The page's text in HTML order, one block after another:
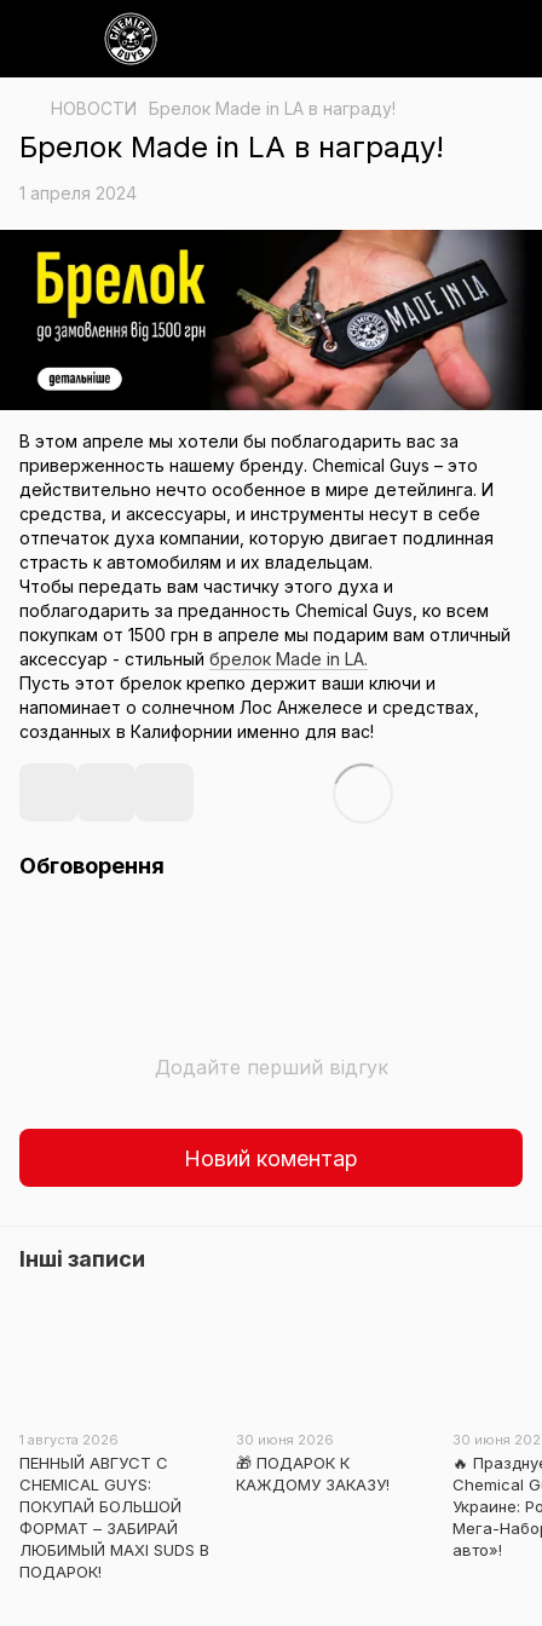
НОВОСТИ Брелок Made in LA в награду!
Брелок Made in LA в награду!
1 апреля 2024
В этом апреле мы хотели бы поблагодарить вас за
приверженность нашему бренду. Chemical Guys – это
действительно нечто особенное в мире детейлинга. И
средства, и аксессуары, и инструменты несут в себе
отпечаток духа компании, которую двигает подлинная
страсть к автомобилям и их владельцам.
Чтобы передать вам частичку этого духа и
поблагодарить за преданность Chemical Guys, ко всем
покупкам от 1500 грн в апреле мы подарим вам отличный
аксессуар - стильный брелок Made in LA.
Пусть этот брелок крепко держит ваши ключи и
напоминает о солнечном Лос Анжелесе и средствах,
созданных в Калифорнии именно для вас!
Обговорення
Додайте перший відгук
Новий коментар
Інші записи
1 августа 2026
ПЕННЫЙ АВГУСТ С
CHEMICAL GUYS:
ПОКУПАЙ БОЛЬШОЙ
ФОРМАТ – ЗАБИРАЙ
ЛЮБИМЫЙ MAXI SUDS В
ПОДАРОК!
30 июня 2026
🎁 ПОДАРОК К
КАЖДОМУ ЗАКАЗУ!
30 июня
🔥
Chemical
Украине:
Мега-
авто»!